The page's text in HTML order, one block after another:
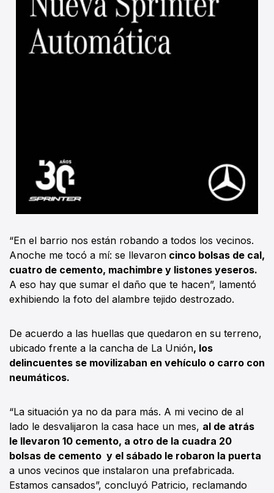
“En el barrio nos están robando a todos los vecinos.
Anoche me tocó a mí: se llevaron cinco bolsas de cal,
cuatro de cemento, machimbre y listones yeseros.
A eso hay que sumar el daño que te hacen”, lamentó
exhibiendo la foto del alambre tejido destrozado.
De acuerdo a las huellas que quedaron en su terreno,
ubicado frente a la cancha de La Unión, los
delincuentes se movilizaban en vehículo o carro con
neumáticos.
“La situación ya no da para más. A mi vecino de al
lado le desvalijaron la casa hace un mes, al de atrás
le llevaron 10 cemento, a otro de la cuadra 20
bolsas de cemento y el sábado le robaron la puerta
a unos vecinos que instalaron una prefabricada.
Estamos cansados”, concluyó Patricio, reclamando